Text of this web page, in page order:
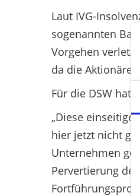
Laut IVG-
sogenannten
Vorgehen
da die Aktionäre
Für die DSW hat
„Diese
hier jetzt nicht
Unternehmen
Pervertierung